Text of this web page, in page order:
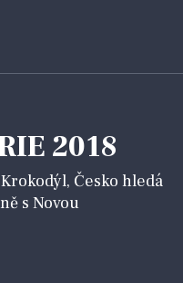
2018
Česko hledá
s Novou